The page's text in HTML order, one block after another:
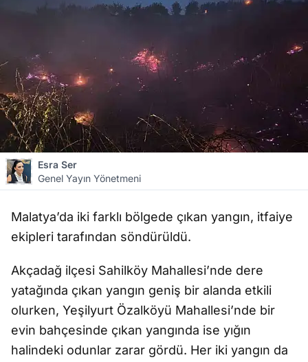
Esra Ser
Genel Yayın Yönetmeni
Malatya’da iki farklı bölgede çıkan yangın, itfaiye
ekipleri tarafından söndürüldü.
Akçadağ ilçesi Sahilköy Mahallesi’nde dere
yatağında çıkan yangın geniş bir alanda etkili
olurken, Yeşilyurt Özalköyü Mahallesi’nde bir
evin bahçesinde çıkan yangında ise yığın
halindeki odunlar zarar gördü. Her iki yangın da